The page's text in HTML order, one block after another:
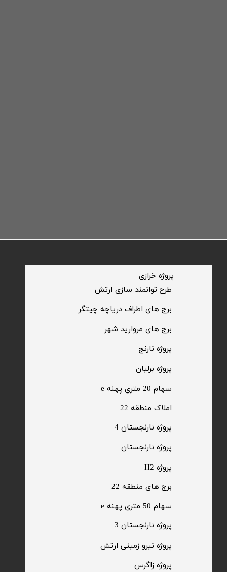
​طرح توانمند سازی ارتش
سهام 20 متری پهنه e​​​​​​​
​سهام 50 متری پهنه e
​املاک منطقه 22
برج های منطقه 22
​پروژه خرازی
پروژه برلیان
پروژه H2
​پروژه زاگرس
​پروژه نارنج
​پروژه نارنجستان
​پروژه نیرو زمینی ارتش
​برج های اطراف دریاچه چیتگر
​برج های مروارید شهر
پروژه نارنجستان 4
​پروژه نارنجستان 3